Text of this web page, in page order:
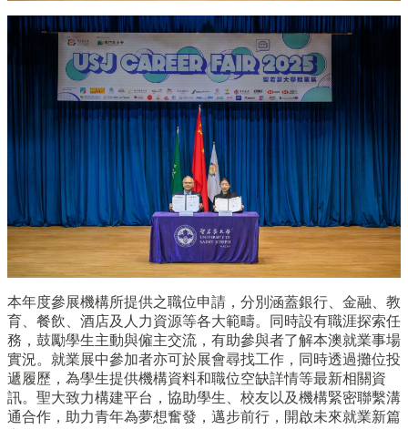
本年度參展機構所提供之職位申請，分別涵蓋銀行、金融、教
育、餐飲、酒店及人力資源等各大範疇。同時設有職涯探索任
務，鼓勵學生主動與僱主交流，有助參與者了解本澳就業事場
實況。就業展中參加者亦可於展會尋找工作，同時透過攤位投
遞履歷，為學生提供機構資料和職位空缺詳情等最新相關資
訊。聖大致力構建平台，協助學生、校友以及機構緊密聯繫溝
通合作，助力青年為夢想奮發，邁步前行，開啟未來就業新篇